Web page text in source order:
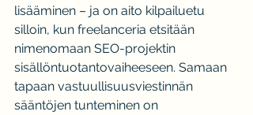
lisääminen – ja on aito kilpailuetu
silloin, kun freelanceria etsitään
nimenomaan SEO-projektin
sisällöntuotantovaiheeseen. Samaan
tapaan vastuullisuusviestinnän
sääntöjen tunteminen on